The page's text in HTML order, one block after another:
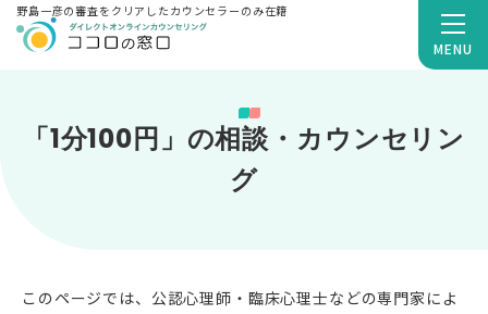
MENU
野島一彦の審査をクリアしたカウンセラーのみ在籍
「1分100円」の相談・カウンセリン
グ
このページでは、公認心理師・臨床心理士などの専門家によ